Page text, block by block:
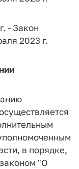
- Закон
2023 г.
в порядке,
"О